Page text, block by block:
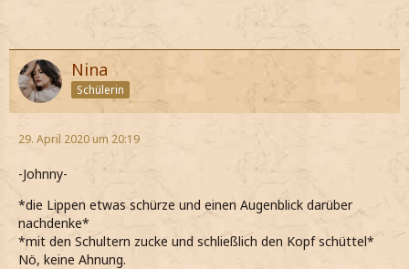
Nina
Schülerin
29. April 2020 um 20:19
-Johnny-
*die Lippen etwas schürze und einen Augenblick darüber
nachdenke*
*mit den Schultern zucke und schließlich den Kopf schüttel*
Nö, keine Ahnung.